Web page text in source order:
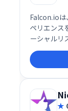
Falcon.ioは
ペリエンス
ーシャルリ
析、ベン
を網羅。直
とりに合
提供し、ビ